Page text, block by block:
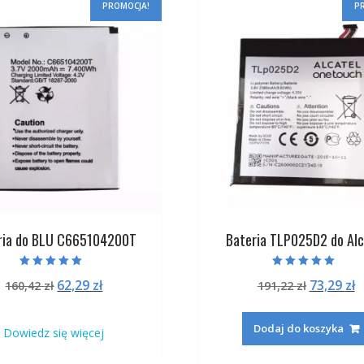
PROMOCJA!
do BLU C665104200T
5.00
na 5
160,42zł Pierwotna
160,42 zł.
62,29 złAktualna
62,29 zł.
Dowiedz się więcej
Bateria TLP025D2 do
5.00
na 5
191,22zł
191,22 zł.
73,29 zł
Dodaj do koszyka